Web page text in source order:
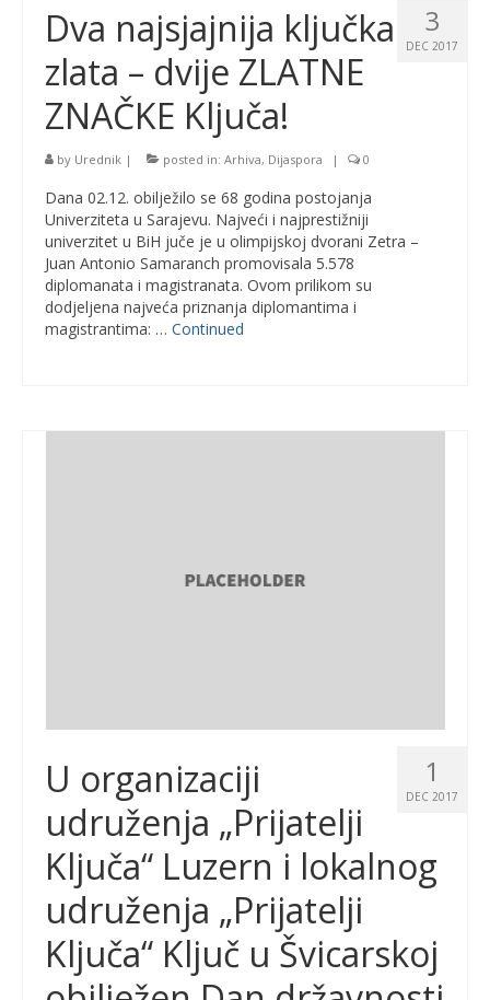
3
DEC 2017
Dva najsjajnija ključka
zlata – dvije ZLATNE
ZNAČKE Ključa!
by Urednik | posted in: Arhiva, Dijaspora | 0
Dana 02.12. obilježilo se 68 godina postojanja
Univerziteta u Sarajevu. Najveći i najprestižniji
univerzitet u BiH juče je u olimpijskoj dvorani Zetra –
Juan Antonio Samaranch promovisala 5.578
diplomanata i magistranata. Ovom prilikom su
dodjeljena najveća priznanja diplomantima i
magistrantima: … Continued
1
DEC 2017
U organizaciji
udruženja „Prijatelji
Ključa“ Luzern i lokalnog
udruženja „Prijatelji
Ključa“ Ključ u Švicarskoj